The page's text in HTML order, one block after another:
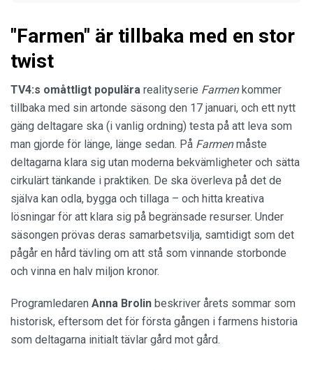
"Farmen" är tillbaka med en stor
twist
TV4:s omåttligt populära realityserie Farmenkommer
tillbaka med sin artonde säsong den 17 januari, och ett nytt
gäng deltagare ska (i vanlig ordning) testa på att leva som
man gjorde för länge, länge sedan. På Farmenmåste
deltagarna klara sig utan moderna bekvämligheter och sätta
cirkulärt tänkande i praktiken. De ska överleva på det de
själva kan odla, bygga och tillaga – och hitta kreativa
lösningar för att klara sig på begränsade resurser. Under
säsongen prövas deras samarbetsvilja, samtidigt som det
pågår en hård tävling om att stå som vinnande storbonde
och vinna en halv miljon kronor.
Programledaren Anna Brolin beskriver årets sommar som
historisk, eftersom det för första gången i farmens historia
som deltagarna initialt tävlar gård mot gård.